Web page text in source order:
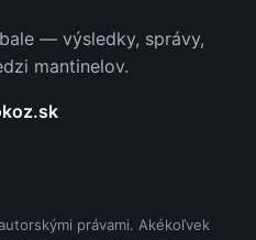
— výsledky, správy,
mantinelov.
právami. Akékoľvek